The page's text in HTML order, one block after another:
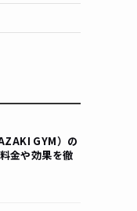
GYM）の
金や効果を徹